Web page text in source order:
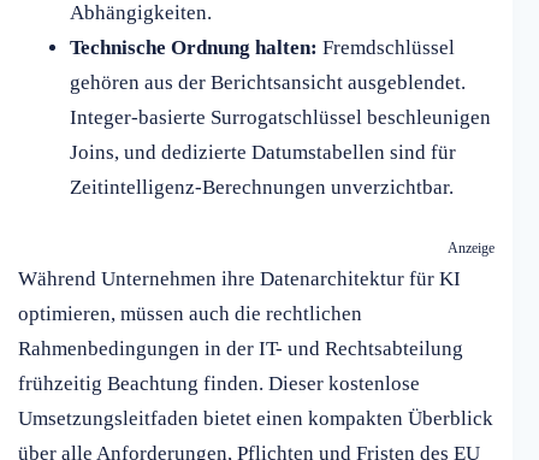
Abhängigkeiten.
Technische Ordnung halten: Fremdschlüssel
gehören aus der Berichtsansicht ausgeblendet.
Integer-basierte Surrogatschlüssel beschleunigen
Joins, und dedizierte Datumstabellen sind für
Zeitintelligenz-Berechnungen unverzichtbar.
Anzeige
Während Unternehmen ihre Datenarchitektur für KI
optimieren, müssen auch die rechtlichen
Rahmenbedingungen in der IT- und Rechtsabteilung
frühzeitig Beachtung finden. Dieser kostenlose
Umsetzungsleitfaden bietet einen kompakten Überblick
über alle Anforderungen, Pflichten und Fristen des EU